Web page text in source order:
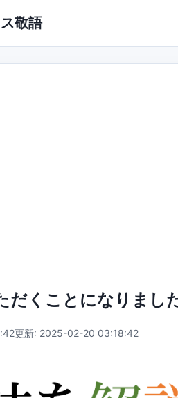
敬語
だくことになりまし
更新: 2025-02-20 03:18:42